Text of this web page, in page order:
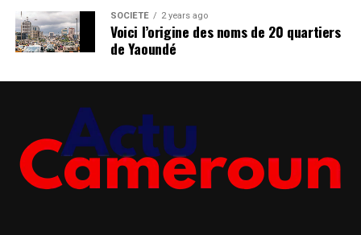
SOCIÉTÉ 2 years ago
Voici l’origine des noms de 20 quartiers
de Yaoundé